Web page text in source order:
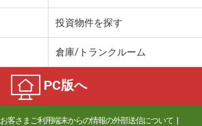
投資物件を探す
倉庫/トランクルーム
PC版へ
お客さまご利用端末からの情報の外部送信について